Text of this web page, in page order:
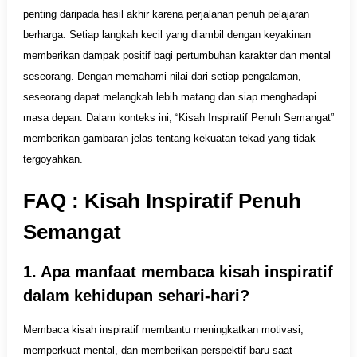
penting daripada hasil akhir karena perjalanan penuh pelajaran
berharga. Setiap langkah kecil yang diambil dengan keyakinan
memberikan dampak positif bagi pertumbuhan karakter dan mental
seseorang. Dengan memahami nilai dari setiap pengalaman,
seseorang dapat melangkah lebih matang dan siap menghadapi
masa depan. Dalam konteks ini, “Kisah Inspiratif Penuh Semangat”
memberikan gambaran jelas tentang kekuatan tekad yang tidak
tergoyahkan.
FAQ : Kisah Inspiratif Penuh
Semangat
1. Apa manfaat membaca kisah inspiratif
dalam kehidupan sehari-hari?
Membaca kisah inspiratif membantu meningkatkan motivasi,
memperkuat mental, dan memberikan perspektif baru saat